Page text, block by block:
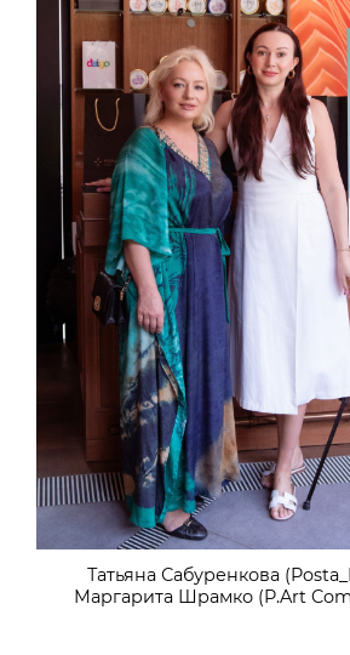
Татьяна Сабуренкова
Маргарита Шрамко (P.Art